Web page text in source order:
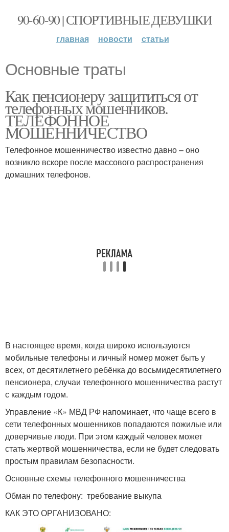
90-60-90 | СПОРТИВНЫЕ ДЕВУШКИ
главная новости статьи
Основные траты
Как пенсионеру защититься от
телефонных мошенников.
ТЕЛЕФОННОЕ
МОШЕННИЧЕСТВО
Телефонное мошенничество известно давно – оно
возникло вскоре после массового распространения
домашних телефонов.
В настоящее время, когда широко используются
мобильные телефоны и личный номер может быть у
всех, от десятилетнего ребёнка до восьмидесятилетнего
пенсионера, случаи телефонного мошенничества растут
с каждым годом.
Управление «К» МВД РФ напоминает, что чаще всего в
сети телефонных мошенников попадаются пожилые или
доверчивые люди. При этом каждый человек может
стать жертвой мошенничества, если не будет следовать
простым правилам безопасности.
Основные схемы телефонного мошенничества
Обман по телефону: требование выкупа
КАК ЭТО ОРГАНИЗОВАНО: